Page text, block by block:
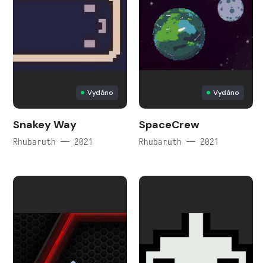
Vydáno
Snakey Way
Rhubaruth — 2021
Vydáno
SpaceCrew
Rhubaruth — 2021